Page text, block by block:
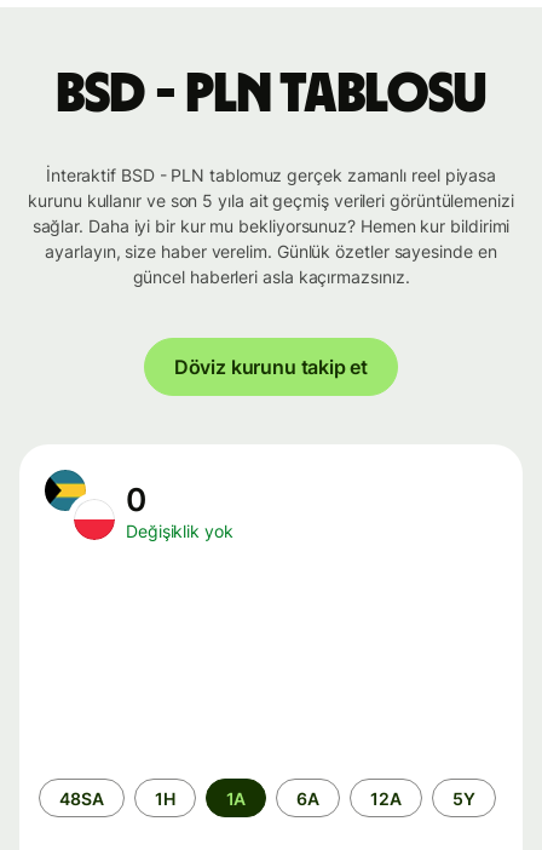
BSD - PLN tablosu
İnteraktif BSD - PLN tablomuz gerçek zamanlı reel piyasa
kurunu kullanır ve son 5 yıla ait geçmiş verileri görüntülemenizi
sağlar. Daha iyi bir kur mu bekliyorsunuz? Hemen kur bildirimi
ayarlayın, size haber verelim. Günlük özetler sayesinde en
güncel haberleri asla kaçırmazsınız.
Döviz kurunu takip et
0
Değişiklik yok
Zaman
aralığı
48SA 1H 1A 6A 12A 5Y